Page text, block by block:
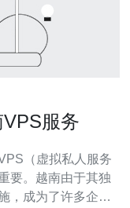
服务
（虚拟私人服务
要。越南由于其独
，成为了许多企业